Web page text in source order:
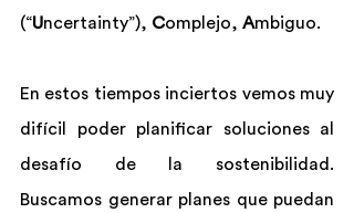
(“Uncertainty”), Complejo, Ambiguo.
En estos tiempos inciertos vemos muy
difícil poder planificar soluciones al
desafío de la sostenibilidad.
Buscamos generar planes que puedan